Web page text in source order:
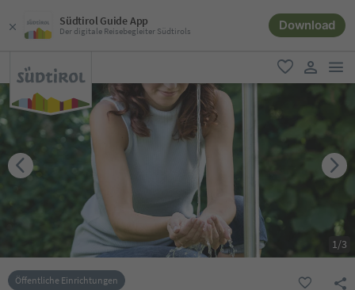
Südtirol Guide App
Der digitale Reisebegleiter Südtirols Download
favorit
user link
1/3
Öffentliche Einrichtungen